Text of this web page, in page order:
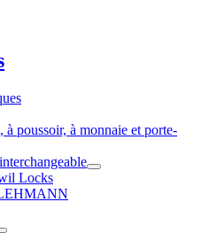
à poussoir, à monnaie et porte-
Locks
LEHMANN